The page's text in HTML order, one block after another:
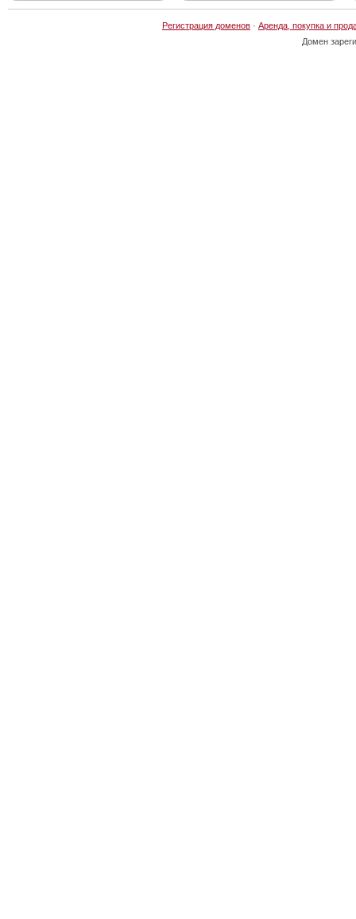
Регистрация доменов · Аренда, покупка и
Домен